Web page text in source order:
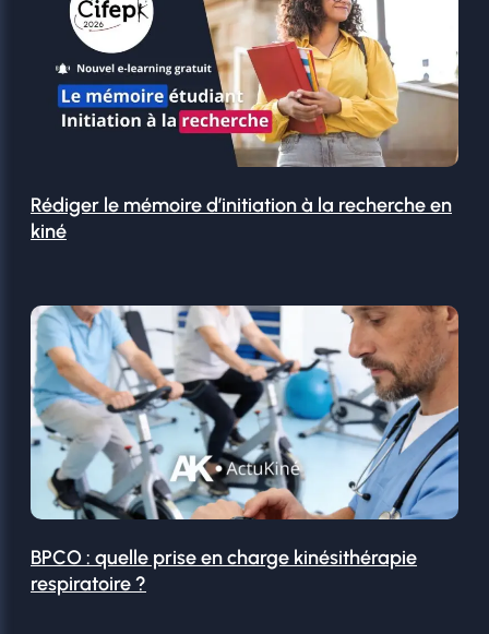
Rédiger le mémoire d’initiation à la recherche en
kiné
BPCO : quelle prise en charge kinésithérapie
respiratoire ?